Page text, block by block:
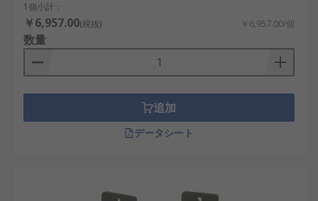
1個小計：
￥6,957.00(税抜) ￥6,957.00/個
数量
追加
データシート